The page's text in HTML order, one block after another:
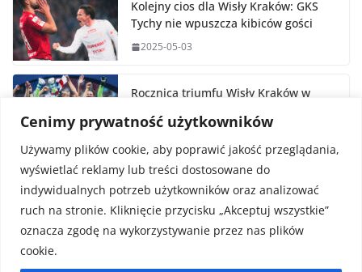
Cenimy prywatność użytkowników
Używamy plików cookie, aby poprawić jakość przeglądania,
wyświetlać reklamy lub treści dostosowane do
indywidualnych potrzeb użytkowników oraz analizować
ruch na stronie. Kliknięcie przycisku „Akceptuj wszystkie”
oznacza zgodę na wykorzystywanie przez nas plików
cookie.
Kolejny cios dla Wisły Kraków: GKS
Tychy nie wpuszcza kibiców gości
2025-05-03
Rocznica triumfu Wisły Kraków w
2025-05-02